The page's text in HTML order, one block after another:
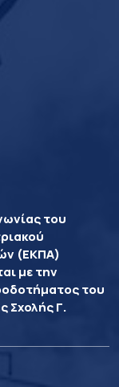
του
(ΕΚΠΑ)
με την
του
Σχολής Γ.